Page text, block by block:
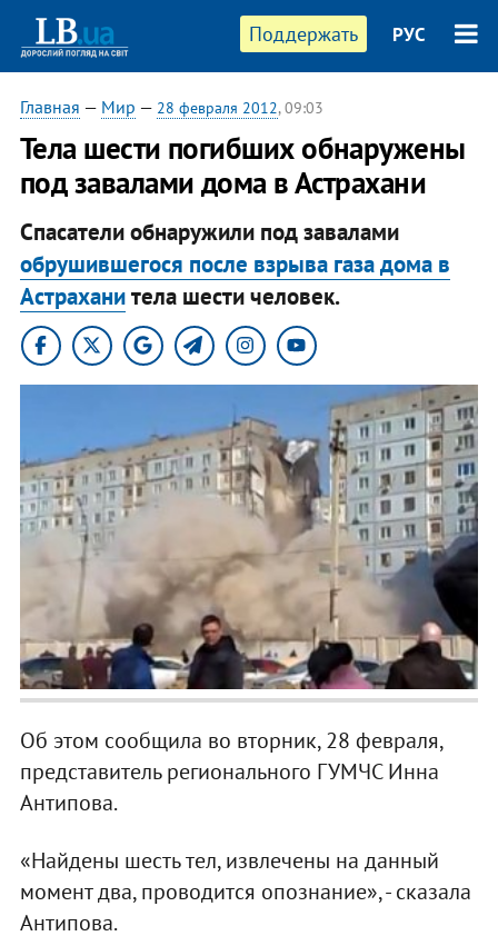
Поддержать РУС
Главная — Мир — 28 февраля 2012, 09:03
Тела шести погибших обнаружены
под завалами дома в Астрахани
Спасатели обнаружили под завалами
обрушившегося после взрыва газа дома в
Астраханитела шести человек.
Об этом сообщила во вторник, 28 февраля,
представитель регионального ГУМЧС Инна
Антипова.
«Найдены шесть тел, извлечены на данный
момент два, проводится опознание», - сказала
Антипова.